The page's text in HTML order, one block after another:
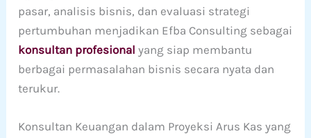
pasar, analisis bisnis, dan evaluasi strategi
pertumbuhan menjadikan Efba Consulting sebagai
konsultan profesional yang siap membantu
berbagai permasalahan bisnis secara nyata dan
terukur.
Konsultan Keuangan dalam Proyeksi Arus Kas yang